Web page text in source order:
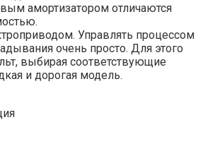
амортизатором отличаются
Управлять процессом
очень просто. Для этого
выбирая соответствующие
и дорогая модель.